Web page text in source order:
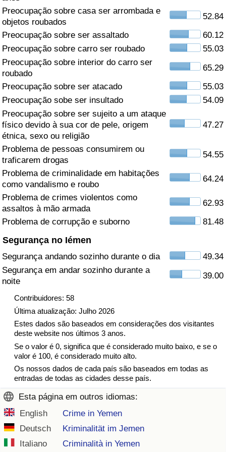
Preocupação sobre casa ser arrombada e
objetos roubados
52.84
Preocupação sobre ser assaltado
60.12
Preocupação sobre carro ser roubado
55.03
Preocupação sobre interior do carro ser
roubado
65.29
Preocupação sobre ser atacado
55.03
Preocupação sobe ser insultado
54.09
Preocupação sobre ser sujeito a um ataque
físico devido à sua cor de pele, origem
étnica, sexo ou religião
47.27
Problema de pessoas consumirem ou
traficarem drogas
54.55
Problema de criminalidade em habitações
como vandalismo e roubo
64.24
Problema de crimes violentos como
assaltos à mão armada
62.93
Problema de corrupção e suborno
81.48
Segurança no Iémen
Segurança andando sozinho durante o dia
49.34
Segurança em andar sozinho durante a
noite
39.00
Contribuidores: 58
Última atualização: Julho 2026
Estes dados são baseados em considerações dos visitantes
deste website nos últimos 3 anos.
Se o valor é 0, significa que é considerado muito baixo, e se o
valor é 100, é considerado muito alto.
Os nossos dados de cada país são baseados em todas as
entradas de todas as cidades desse país.
Esta página em outros idiomas:
English
Crime in Yemen
Deutsch
Kriminalität im Jemen
Italiano
Criminalità in Yemen
Saúde
Indicador de Saúde (Atual)
Indicador de Saúde
Indicador de Saúde por País
Poluição
Indicador de Poluição (Atual)
Índice de poluição
Indicador de Poluição por País
Trânsito
Indicador de Trânsito (Atual)
Indicador de Trânsito por País